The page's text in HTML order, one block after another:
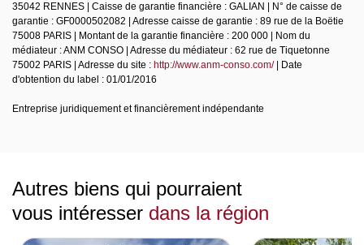
35042 RENNES | Caisse de garantie financière : GALIAN | N° de caisse de
garantie : GF0000502082 | Adresse caisse de garantie : 89 rue de la Boëtie
75008 PARIS | Montant de la garantie financière : 200 000 | Nom du
médiateur : ANM CONSO | Adresse du médiateur : 62 rue de Tiquetonne
75002 PARIS | Adresse du site : http://www.anm-conso.com/| Date
d'obtention du label : 01/01/2016
Entreprise juridiquement et financièrement indépendante
Autres biens qui pourraient
vous intéresser dans la région